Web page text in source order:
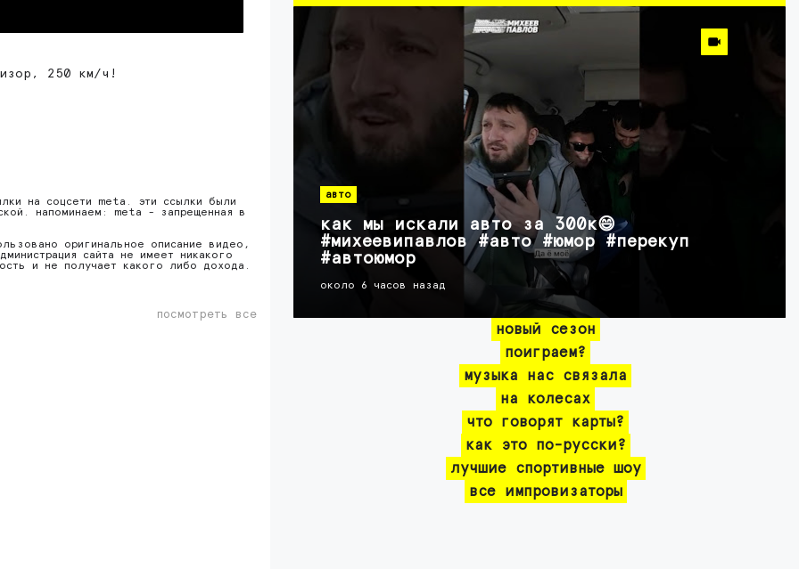
250 км/ч!
на соцсети meta. эти ссылки были
напоминаем: meta - запрещенная в
оригинальное описание видео,
сайта не имеет никакого
и не получает какого либо дохода.
посмотреть все
авто
как мы искали авто за 300к😄
#михеевипавлов #авто #юмор #перекуп
#автоюмор
около 6 часов назад
новый сезон
поиграем?
музыка нас связала
на колесах
что говорят карты?
как это по-русски?
лучшие спортивные шоу
все импровизаторы